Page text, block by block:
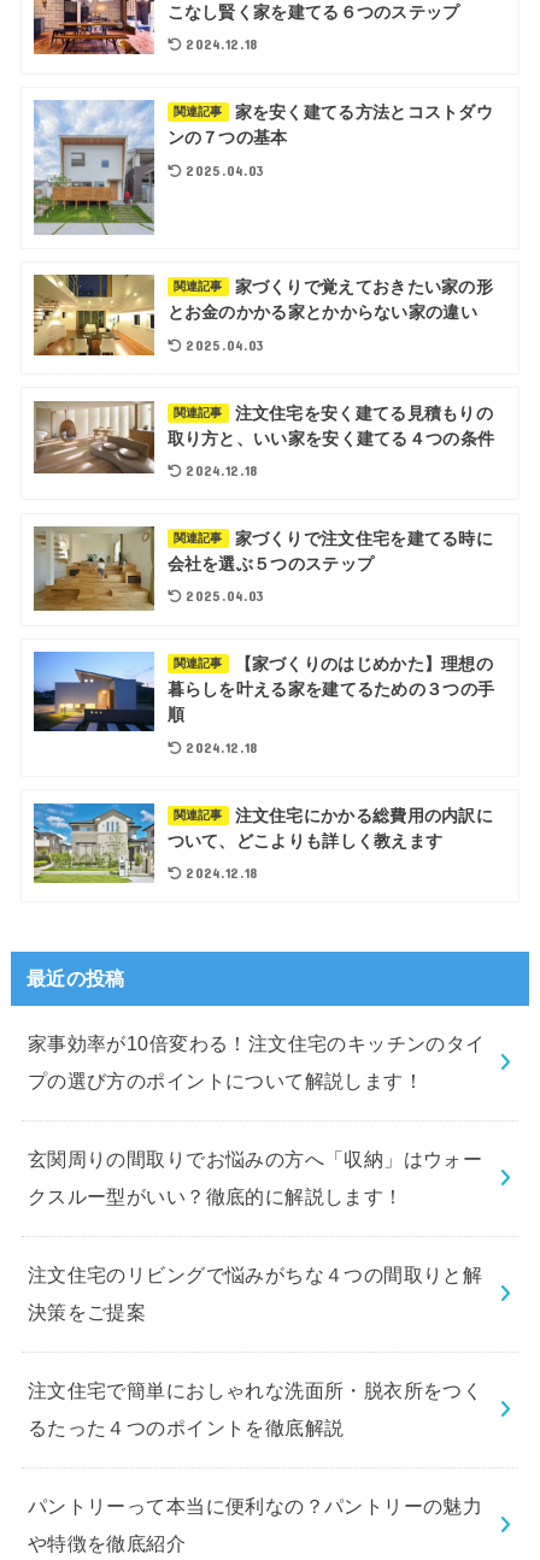
こなし賢く家を建てる６つのステップ
2024.12.18
関連記事
家を安く建てる方法とコストダウ
ンの７つの基本
2025.04.03
関連記事
家づくりで覚えておきたい家の形
とお金のかかる家とかからない家の違い
2025.04.03
関連記事
注文住宅を安く建てる見積もりの
取り方と、いい家を安く建てる４つの条件
2024.12.18
関連記事
家づくりで注文住宅を建てる時に
会社を選ぶ５つのステップ
2025.04.03
関連記事
【家づくりのはじめかた】理想の
暮らしを叶える家を建てるための３つの手
順
2024.12.18
関連記事
注文住宅にかかる総費用の内訳に
ついて、どこよりも詳しく教えます
2024.12.18
最近の投稿
家事効率が10倍変わる！注文住宅のキッチンのタイ
プの選び方のポイントについて解説します！
玄関周りの間取りでお悩みの方へ「収納」はウォー
クスルー型がいい？徹底的に解説します！
注文住宅のリビングで悩みがちな４つの間取りと解
決策をご提案
注文住宅で簡単におしゃれな洗面所・脱衣所をつく
るたった４つのポイントを徹底解説
パントリーって本当に便利なの？パントリーの魅力
や特徴を徹底紹介